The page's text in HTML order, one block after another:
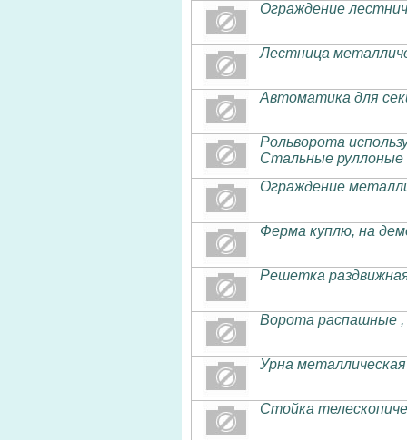
Ограждение
Лестница
Автоматика для
Рольворота
Стальные руллоные
Ограждение
Ферма куплю, на
Решетка
Ворота распашные
Урна
Стойка